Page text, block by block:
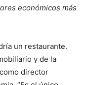
económicos más
un restaurante.
y de la
director